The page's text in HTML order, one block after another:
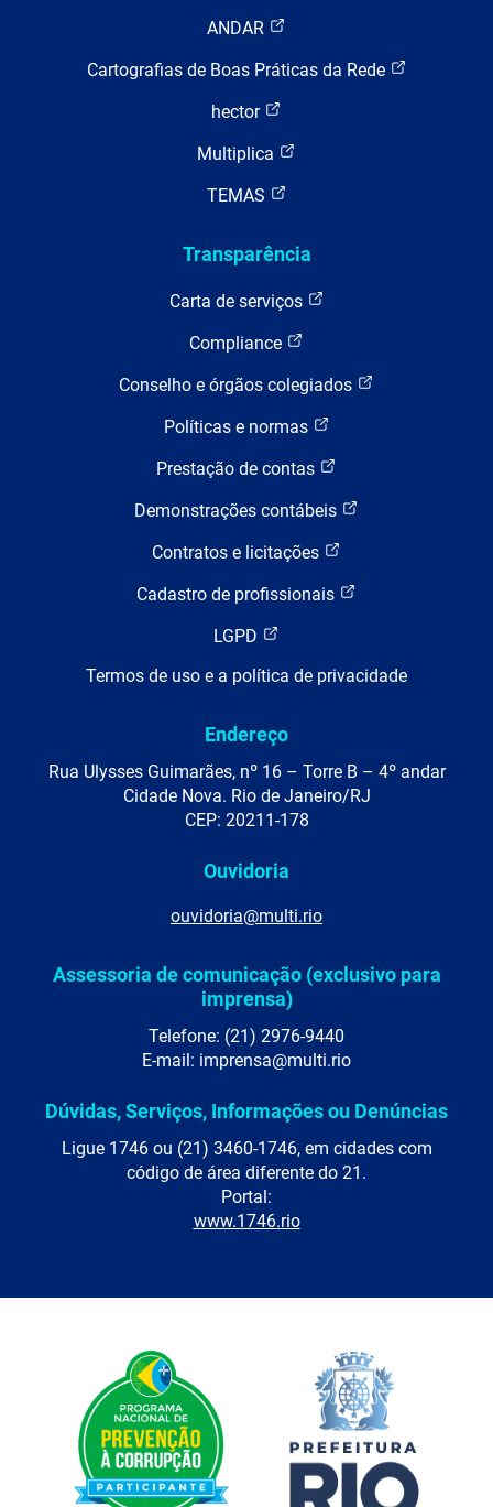
ANDAR
Cartografias de Boas Práticas da Rede
hector
Multiplica
TEMAS
Transparência
Carta de serviços
Compliance
Conselho e órgãos colegiados
Políticas e normas
Prestação de contas
Demonstrações contábeis
Contratos e licitações
Cadastro de profissionais
LGPD
Termos de uso e a política de privacidade
Endereço
Rua Ulysses Guimarães, nº 16 – Torre B – 4º andar
Cidade Nova. Rio de Janeiro/RJ
CEP: 20211-178
Ouvidoria
ouvidoria@multi.rio
Assessoria de comunicação (exclusivo para
imprensa)
Telefone: (21) 2976-9440
E-mail: imprensa@multi.rio
Dúvidas, Serviços, Informações ou Denúncias
Ligue 1746 ou (21) 3460-1746, em cidades com
código de área diferente do 21.
Portal:
www.1746.rio